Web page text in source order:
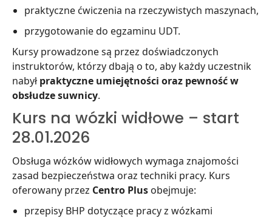
praktyczne ćwiczenia na rzeczywistych maszynach,
przygotowanie do egzaminu UDT.
Kursy prowadzone są przez doświadczonych
instruktorów, którzy dbają o to, aby każdy uczestnik
nabył praktyczne umiejętności oraz pewność w
obsłudze suwnicy.
Kurs na wózki widłowe – start
28.01.2026
Obsługa wózków widłowych wymaga znajomości
zasad bezpieczeństwa oraz techniki pracy. Kurs
oferowany przez Centro Plus obejmuje:
przepisy BHP dotyczące pracy z wózkami